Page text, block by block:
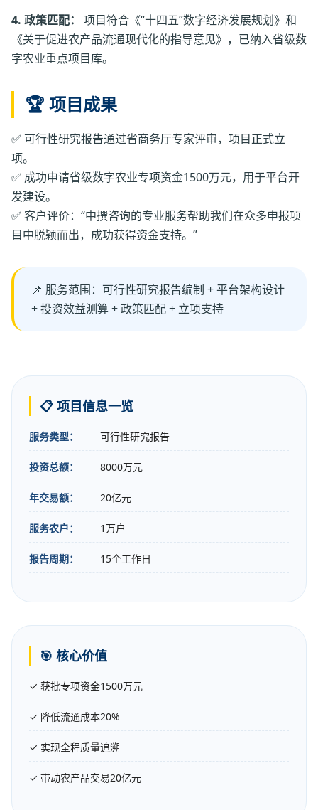
4. 政策匹配：
项目符合《“十四五”数字经济发展规划》和
《关于促进农产品流通现代化的指导意见》，已纳入省级数
字农业重点项目库。
🏆 项目成果
✅ 可行性研究报告通过省商务厅专家评审，项目正式立
项。
✅ 成功申请省级数字农业专项资金1500万元，用于平台开
发建设。
✅ 客户评价：“中撰咨询的专业服务帮助我们在众多申报项
目中脱颖而出，成功获得资金支持。”
📌 服务范围：可行性研究报告编制 + 平台架构设计
+ 投资效益测算 + 政策匹配 + 立项支持
📋 项目信息一览
服务类型： 可行性研究报告
投资总额： 8000万元
年交易额： 20亿元
服务农户： 1万户
报告周期： 15个工作日
🎯 核心价值
✓ 获批专项资金1500万元
✓ 降低流通成本20%
✓ 实现全程质量追溯
✓ 带动农产品交易20亿元